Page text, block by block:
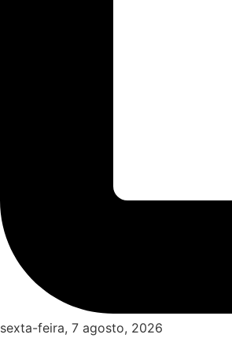
sexta-feira, 7 agosto, 2026